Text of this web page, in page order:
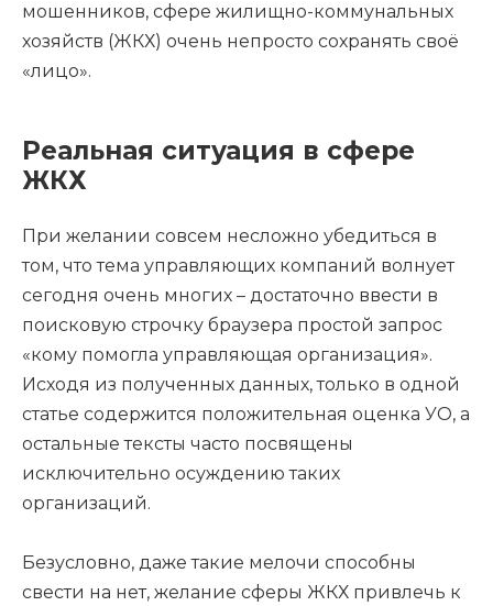
мошенников, сфере жилищно-коммунальных
хозяйств (ЖКХ) очень непросто сохранять своё
«лицо».
Реальная ситуация в сфере
ЖКХ
При желании совсем несложно убедиться в
том, что тема управляющих компаний волнует
сегодня очень многих – достаточно ввести в
поисковую строчку браузера простой запрос
«кому помогла управляющая организация».
Исходя из полученных данных, только в одной
статье содержится положительная оценка УО, а
остальные тексты часто посвящены
исключительно осуждению таких
организаций.
Безусловно, даже такие мелочи способны
свести на нет, желание сферы ЖКХ привлечь к